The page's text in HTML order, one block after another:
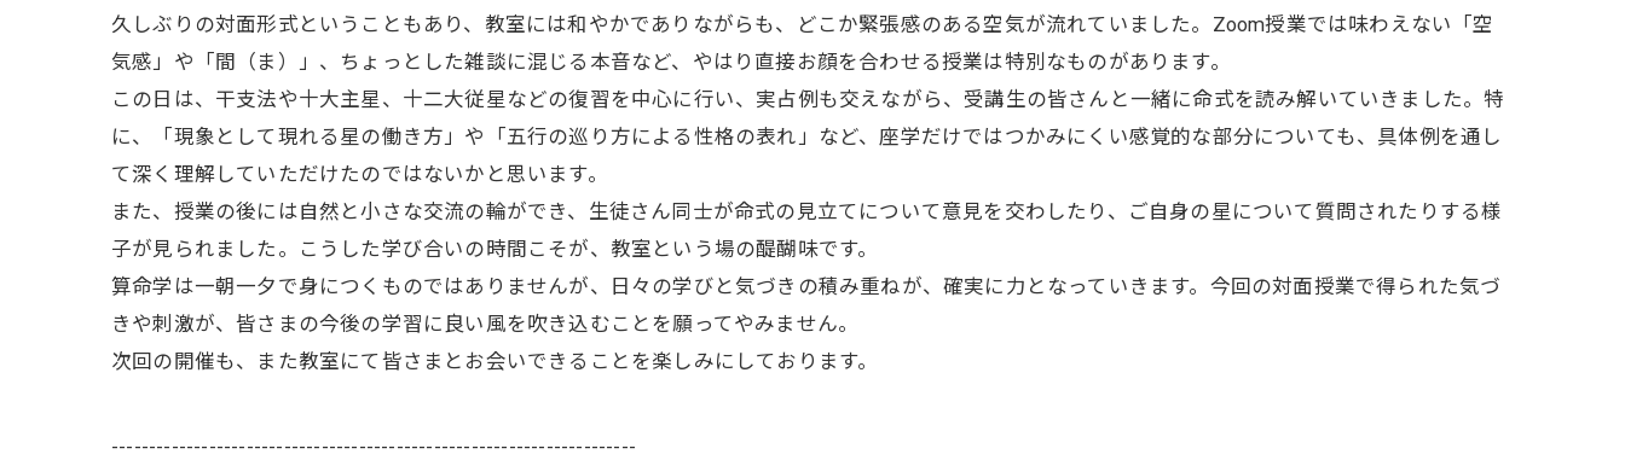
久しぶりの対面形式ということもあり、教室には和やかでありながらも、どこか緊張感のある空気が流れていました。Zoom授業では味わえない「空
気感」や「間（ま）」、ちょっとした雑談に混じる本音など、やはり直接お顔を合わせる授業は特別なものがあります。
この日は、干支法や十大主星、十二大従星などの復習を中心に行い、実占例も交えながら、受講生の皆さんと一緒に命式を読み解いていきました。特
に、「現象として現れる星の働き方」や「五行の巡り方による性格の表れ」など、座学だけではつかみにくい感覚的な部分についても、具体例を通し
て深く理解していただけたのではないかと思います。
また、授業の後には自然と小さな交流の輪ができ、生徒さん同士が命式の見立てについて意見を交わしたり、ご自身の星について質問されたりする様
子が見られました。こうした学び合いの時間こそが、教室という場の醍醐味です。
算命学は一朝一夕で身につくものではありませんが、日々の学びと気づきの積み重ねが、確実に力となっていきます。今回の対面授業で得られた気づ
きや刺激が、皆さまの今後の学習に良い風を吹き込むことを願ってやみません。
次回の開催も、また教室にて皆さまとお会いできることを楽しみにしております。
----------------------------------------------------------------------